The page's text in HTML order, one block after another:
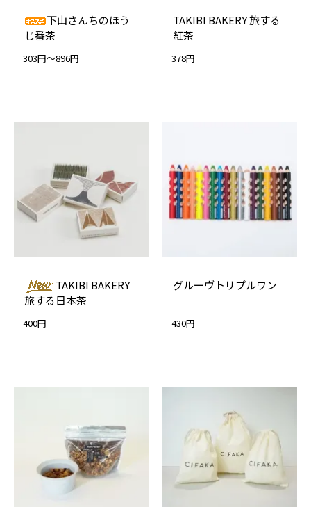
下山さんちのほう
じ番茶
303円～896円
TAKIBI BAKERY 旅する
紅茶
378円
TAKIBI BAKERY
旅する日本茶
400円
グルーヴトリプルワン
430円